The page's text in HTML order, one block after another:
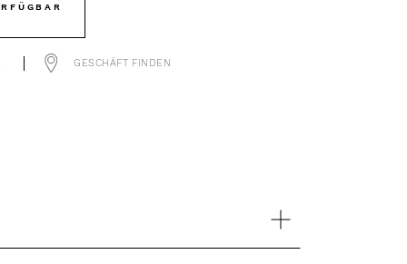
GESCHÄFT FINDEN